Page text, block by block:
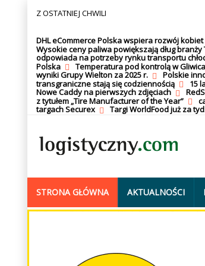
Z OSTATNIEJ CHWILI
DHL eCommerce Polska wspiera rozwój kobiet
Wysokie ceny paliwa powiększają dług branży
odpowiada na potrzeby rynku transportu
Polska
Temperatura pod kontrolą w
wyniki Grupy Wielton za 2025 r.
Polskie
transgraniczne stają się codziennością
15
Nowe Caddy na pierwszych zdjęciach
z tytułem „Tire Manufacturer of the Year”
targach Securex
Targi WorldFood już za
STRONA GŁÓWNA AKTUALNOŚCI